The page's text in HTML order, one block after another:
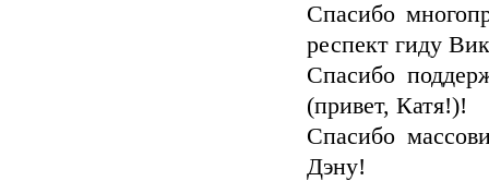
Спасибо
респект гиду
Спасибо
(привет, Катя!)!
Спасибо
Дэну!